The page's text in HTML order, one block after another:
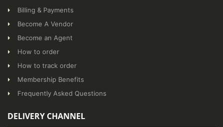
Billing & Payments
Become A Vendor
Become an Agent
How to order
How to track order
Membership Benefits
Frequently Asked Questions
DELIVERY CHANNEL